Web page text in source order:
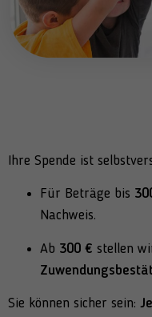
Ihre Spende ist
Für Beträge bis
Nachweis.
Ab 300 € stellen
Sie können sicher sein: